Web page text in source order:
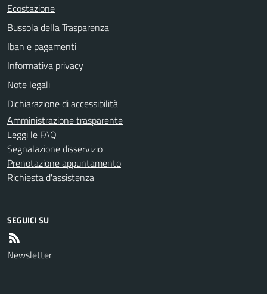
Ecostazione
Bussola della Trasparenza
Iban e pagamenti
Informativa privacy
Note legali
Dichiarazione di accessibilità
Amministrazione trasparente
Leggi le FAQ
Segnalazione disservizio
Prenotazione appuntamento
Richiesta d'assistenza
SEGUICI SU
Newsletter